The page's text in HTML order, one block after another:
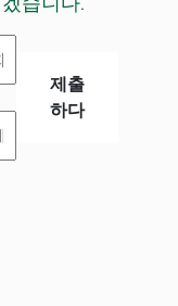
제출
하다